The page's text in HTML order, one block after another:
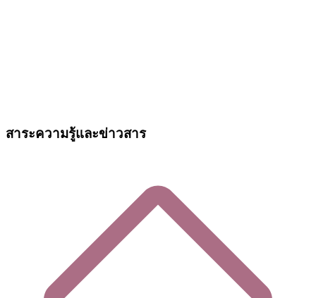
สาระความรู้และข่าวสาร